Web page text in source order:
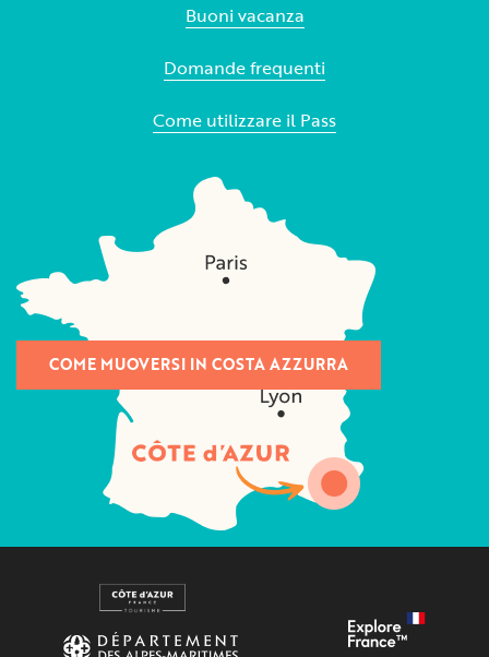
Buoni vacanza
Domande frequenti
Come utilizzare il Pass
COME MUOVERSI IN COSTA AZZURRA